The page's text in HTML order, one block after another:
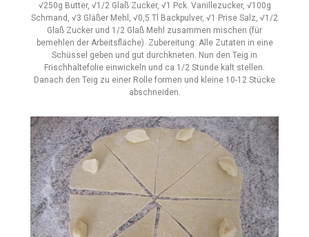
√250g Butter, √1/2 Glaß Zucker, √1 Pck. Vanillezucker, √100g
Schmand, √3 Gläßer Mehl, √0,5 Tl Backpulver, √1 Prise Salz, √1/2
Glaß Zucker und 1/2 Glaß Mehl zusammen mischen (für
bemehlen der Arbeitsfläche). Zubereitung: Alle Zutaten in eine
Schüssel geben und gut durchkneten. Nun den Teig in
Frischhaltefolie einwickeln und ca 1/2 Stunde kalt stellen.
Danach den Teig zu einer Rolle formen und kleine 10-12 Stücke
abschneiden.